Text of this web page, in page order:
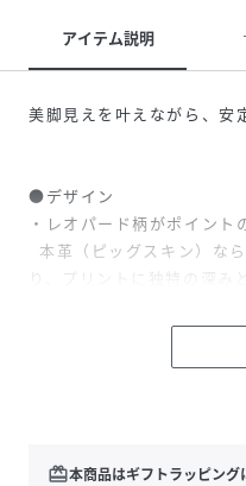
アイテム説明
美脚見えを叶えながら、安
●デザイン
・レオパード柄がポイント
本革（ピッグスキン）な
り、プリントに独特の深み
がありながらもクラス感の
・すっきりとしたポインテ
・ローヒールで安定感のあ
redeem本商品はギフトラッピング